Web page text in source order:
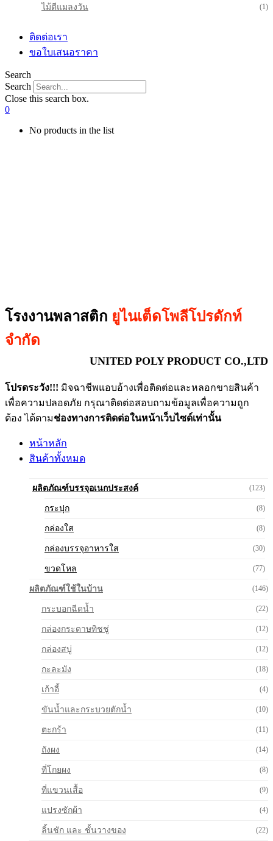
ไม้ตีแมลงวัน (1)
ติดต่อเรา
ขอใบเสนอราคา
Search
Search
Close this search box.
0
No products in the list
โรงงานพลาสติก ยูไนเต็ดโพลีโปรดักท์
จำกัด
UNITED POLY PRODUCT CO.,LTD
โปรดระวัง!!! มิจฉาชีพแอบอ้างเพื่อติดต่อและหลอกขายสินค้า
เพื่อความปลอดภัย กรุณาติดต่อสอบถามข้อมูลเพื่อความถูก
ต้อง ได้ตามช่องทางการติดต่อในหน้าเว็บไซด์เท่านั้น
หน้าหลัก
สินค้าทั้งหมด
ผลิตภัณฑ์บรรจุอเนกประสงค์ (123)
กระปุก (8)
กล่องใส (8)
กล่องบรรจุอาหารใส (30)
ขวดโหล (77)
ผลิตภัณฑ์ใช้ในบ้าน (146)
กระบอกฉีดน้ำ (22)
กล่องกระดาษทิชชู่ (12)
กล่องสบู่ (12)
กะละมัง (18)
เก้าอี้ (4)
ขันน้ำและกระบวยตักน้ำ (10)
ตะกร้า (11)
ถังผง (14)
ที่โกยผง (8)
ที่แขวนเสื้อ (9)
แปรงซักผ้า (4)
ลิ้นชัก และ ชั้นวางของ (22)